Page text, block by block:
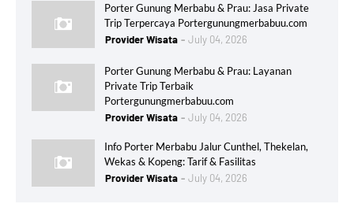
Porter Gunung Merbabu & Prau: Jasa Private
Trip Terpercaya Portergunungmerbabuu.com
Provider Wisata
July 04, 2026
Porter Gunung Merbabu & Prau: Layanan
Private Trip Terbaik
Portergunungmerbabuu.com
Provider Wisata
July 04, 2026
Info Porter Merbabu Jalur Cunthel, Thekelan,
Wekas & Kopeng: Tarif & Fasilitas
Provider Wisata
July 04, 2026